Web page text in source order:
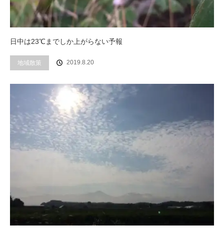
日中は23℃までしか上がらない予報
地域散策 2019.8.20